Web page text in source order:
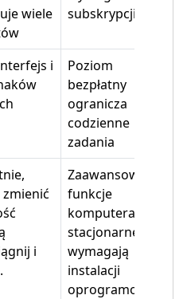
wiele
subskrypcji
i
Poziom
bezpłatny
ogranicza
codzienne
zadania
i
Zaawansowane
funkcje
komputera
stacjonarnego
wymagają
instalacji
oprogramowania